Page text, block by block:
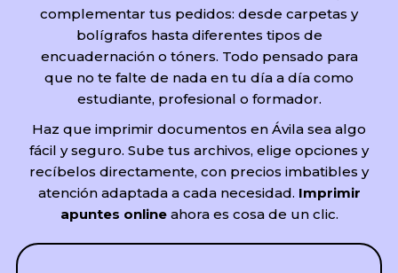
complementar tus pedidos: desde carpetas y
bolígrafos hasta diferentes tipos de
encuadernación o tóners. Todo pensado para
que no te falte de nada en tu día a día como
estudiante, profesional o formador.
Haz que imprimir documentos en Ávila sea algo
fácil y seguro. Sube tus archivos, elige opciones y
recíbelos directamente, con precios imbatibles y
atención adaptada a cada necesidad. Imprimir
apuntes onlineahora es cosa de un clic.